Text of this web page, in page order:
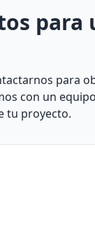
para
para
con un
tu proyecto.